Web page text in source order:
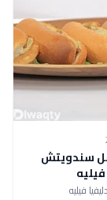
سندويتش
فيليه